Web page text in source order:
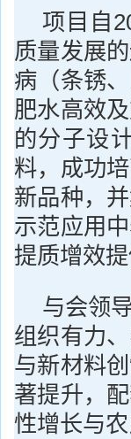
项目自
质量发展
病（条锈
肥水高效
的分子设
料，成功
新品种，
示范应用
提质增效
与会领
组织有力
与新材料
著提升，
性增长与